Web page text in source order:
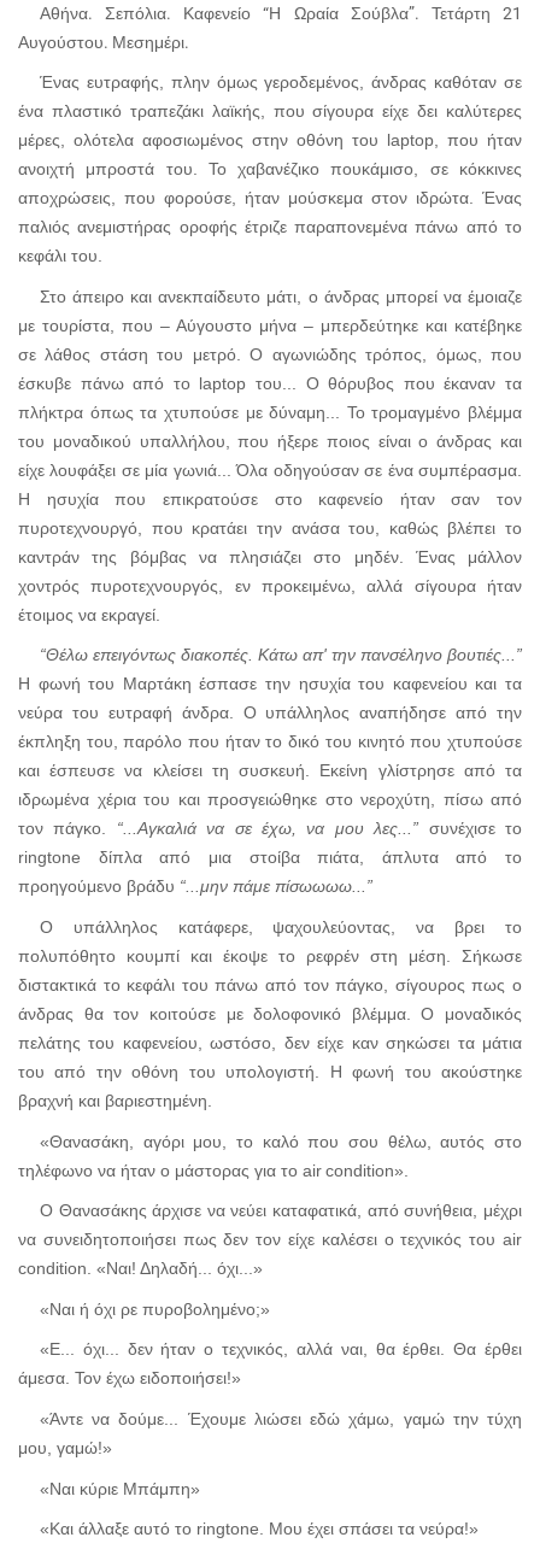
Αθήνα. Σεπόλια. Καφενείο “Η Ωραία Σούβλα”. Τετάρτη 21
Αυγούστου. Μεσημέρι.
Ένας ευτραφής, πλην όμως γεροδεμένος, άνδρας καθόταν σε
ένα πλαστικό τραπεζάκι λαϊκής, που σίγουρα είχε δει καλύτερες
μέρες, ολότελα αφοσιωμένος στην οθόνη του laptop, που ήταν
ανοιχτή μπροστά του. Το χαβανέζικο πουκάμισο, σε κόκκινες
αποχρώσεις, που φορούσε, ήταν μούσκεμα στον ιδρώτα. Ένας
παλιός ανεμιστήρας οροφής έτριζε παραπονεμένα πάνω από το
κεφάλι του.
Στο άπειρο και ανεκπαίδευτο μάτι, ο άνδρας μπορεί να έμοιαζε
με τουρίστα, που – Αύγουστο μήνα – μπερδεύτηκε και κατέβηκε
σε λάθος στάση του μετρό. Ο αγωνιώδης τρόπος, όμως, που
έσκυβε πάνω από το laptopτου... Ο θόρυβος που έκαναν τα
πλήκτρα όπως τα χτυπούσε με δύναμη... Το τρομαγμένο βλέμμα
του μοναδικού υπαλλήλου, που ήξερε ποιος είναι ο άνδρας και
είχε λουφάξει σε μία γωνιά... Όλα οδηγούσαν σε ένα συμπέρασμα.
Η ησυχία που επικρατούσε στο καφενείο ήταν σαν τον
πυροτεχνουργό, που κρατάει την ανάσα του, καθώς βλέπει το
καντράν της βόμβας να πλησιάζει στο μηδέν. Ένας μάλλον
χοντρός πυροτεχνουργός, εν προκειμένω, αλλά σίγουρα ήταν
έτοιμος να εκραγεί.
“Θέλω επειγόντως διακοπές. Κάτω απ' την πανσέληνο βουτιές...”
Η φωνή του Μαρτάκη έσπασε την ησυχία του καφενείου και τα
νεύρα του ευτραφή άνδρα. Ο υπάλληλος αναπήδησε από την
έκπληξη του, παρόλο που ήταν το δικό του κινητό που χτυπούσε
και έσπευσε να κλείσει τη συσκευή. Εκείνη γλίστρησε από τα
ιδρωμένα χέρια του και προσγειώθηκε στο νεροχύτη, πίσω από
τον πάγκο. “...Αγκαλιά να σε έχω, να μου λες...” συνέχισε το
ringtone δίπλα από μια στοίβα πιάτα, άπλυτα από το
προηγούμενο βράδυ “...μην πάμε πίσωωωω...”
Ο υπάλληλος κατάφερε, ψαχουλεύοντας, να βρει το
πολυπόθητο κουμπί και έκοψε το ρεφρέν στη μέση. Σήκωσε
διστακτικά το κεφάλι του πάνω από τον πάγκο, σίγουρος πως ο
άνδρας θα τον κοιτούσε με δολοφονικό βλέμμα. Ο μοναδικός
πελάτης του καφενείου, ωστόσο, δεν είχε καν σηκώσει τα μάτια
του από την οθόνη του υπολογιστή. Η φωνή του ακούστηκε
βραχνή και βαριεστημένη.
«Θανασάκη, αγόρι μου, το καλό που σου θέλω, αυτός στο
τηλέφωνο να ήταν ο μάστορας για το aircondition».
Ο Θανασάκης άρχισε να νεύει καταφατικά, από συνήθεια, μέχρι
να συνειδητοποιήσει πως δεν τον είχε καλέσει ο τεχνικός του air
condition. «Ναι! Δηλαδή... όχι...»
«Ναι ή όχι ρε πυροβολημένο;»
«Ε... όχι... δεν ήταν ο τεχνικός, αλλά ναι, θα έρθει. Θα έρθει
άμεσα. Τον έχω ειδοποιήσει!»
«Άντε να δούμε... Έχουμε λιώσει εδώ χάμω, γαμώ την τύχη
μου, γαμώ!»
«Ναι κύριε Μπάμπη»
«Και άλλαξε αυτό το ringtone. Μου έχει σπάσει τα νεύρα!»